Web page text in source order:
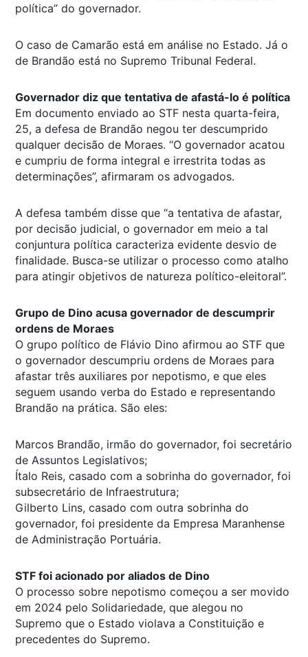
política” do governador.
O caso de Camarão está em análise no Estado. Já o
de Brandão está no Supremo Tribunal Federal.
Governador diz que tentativa de afastá-lo é política
Em documento enviado ao STF nesta quarta-feira,
25, a defesa de Brandão negou ter descumprido
qualquer decisão de Moraes. “O governador acatou
e cumpriu de forma integral e irrestrita todas as
determinações”, afirmaram os advogados.
A defesa também disse que “a tentativa de afastar,
por decisão judicial, o governador em meio a tal
conjuntura política caracteriza evidente desvio de
finalidade. Busca-se utilizar o processo como atalho
para atingir objetivos de natureza político-eleitoral”.
Grupo de Dino acusa governador de descumprir
ordens de Moraes
O grupo político de Flávio Dino afirmou ao STF que
o governador descumpriu ordens de Moraes para
afastar três auxiliares por nepotismo, e que eles
seguem usando verba do Estado e representando
Brandão na prática. São eles:
Marcos Brandão, irmão do governador, foi secretário
de Assuntos Legislativos;
Ítalo Reis, casado com a sobrinha do governador, foi
subsecretário de Infraestrutura;
Gilberto Lins, casado com outra sobrinha do
governador, foi presidente da Empresa Maranhense
de Administração Portuária.
STF foi acionado por aliados de Dino
O processo sobre nepotismo começou a ser movido
em 2024 pelo Solidariedade, que alegou no
Supremo que o Estado violava a Constituição e
precedentes do Supremo.